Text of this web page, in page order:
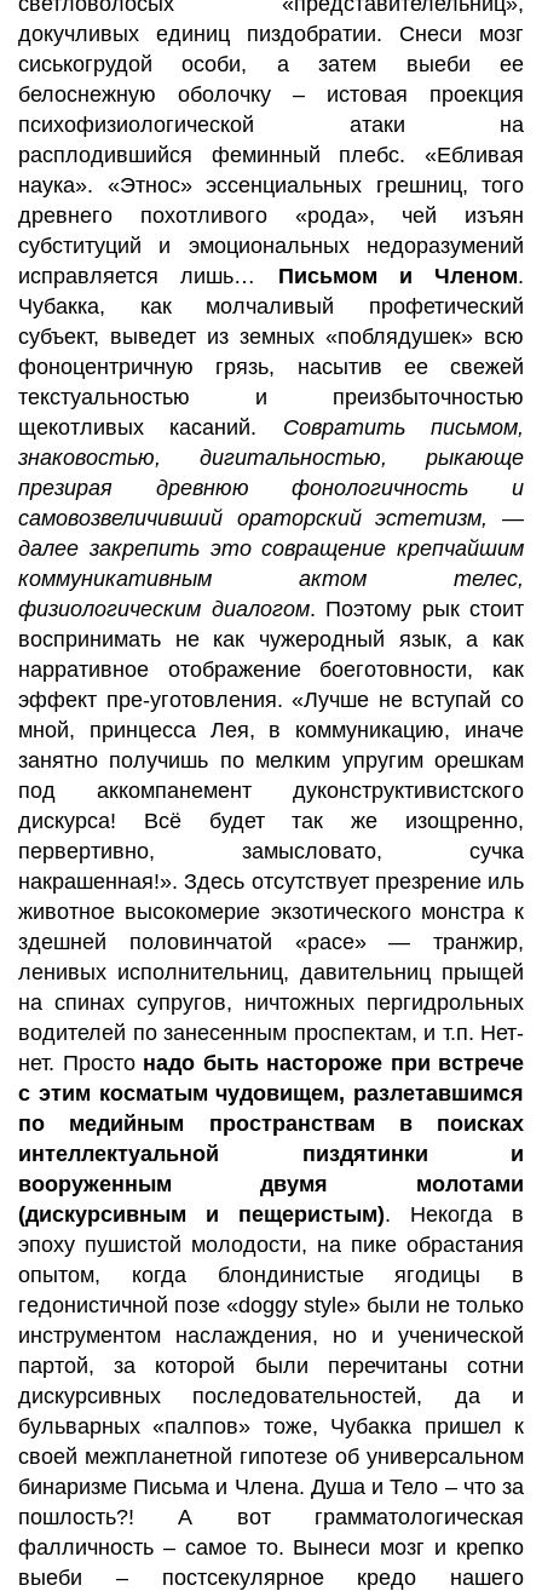
докучливых единиц пиздобратии. Снеси мозг
сиськогрудой особи, а затем выеби ее
белоснежную оболочку – истовая проекция
психофизиологической атаки на
расплодившийся феминный плебс. «Ебливая
наука». «Этнос» эссенциальных грешниц, того
древнего похотливого «рода», чей изъян
субституций и эмоциональных недоразумений
исправляется лишь… Письмом и Членом.
Чубакка, как молчаливый профетический
субъект, выведет из земных «поблядушек» всю
фоноцентричную грязь, насытив ее свежей
текстуальностью и преизбыточностью
щекотливых касаний. Совратить письмом,
знаковостью, дигитальностью, рыкающе
презирая древнюю фонологичность и
самовозвеличивший ораторский эстетизм, —
далее закрепить это совращение крепчайшим
коммуникативным актом телес,
физиологическим диалогом. Поэтому рык стоит
воспринимать не как чужеродный язык, а как
нарративное отображение боеготовности, как
эффект пре-уготовления. «Лучше не вступай со
мной, принцесса Лея, в коммуникацию, иначе
занятно получишь по мелким упругим орешкам
под аккомпанемент дуконструктивистского
дискурса! Всё будет так же изощренно,
первертивно, замысловато, сучка
накрашенная!». Здесь отсутствует презрение иль
животное высокомерие экзотического монстра к
здешней половинчатой «расе» — транжир,
ленивых исполнительниц, давительниц прыщей
на спинах супругов, ничтожных пергидрольных
водителей по занесенным проспектам, и т.п. Нет-
нет. Просто надо быть настороже при встрече
с этим косматым чудовищем, разлетавшимся
по медийным пространствам в поисках
интеллектуальной пиздятинки и
вооруженным двумя молотами
(дискурсивным и пещеристым). Некогда в
эпоху пушистой молодости, на пике обрастания
опытом, когда блондинистые ягодицы в
гедонистичной позе «doggy style» были не только
инструментом наслаждения, но и ученической
партой, за которой были перечитаны сотни
дискурсивных последовательностей, да и
бульварных «палпов» тоже, Чубакка пришел к
своей межпланетной гипотезе об универсальном
бинаризме Письма и Члена. Душа и Тело – что за
пошлость?! А вот грамматологическая
фалличность – самое то. Вынеси мозг и крепко
выеби – постсекулярное кредо нашего